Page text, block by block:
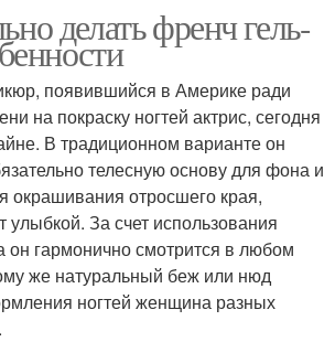
делать френч гель-
появившийся в Америке ради
на покраску ногтей актрис, сегодня
В традиционном варианте он
телесную основу для фона и
окрашивания отросшего края,
За счет использования
он гармонично смотрится в любом
же натуральный беж или нюд
ногтей женщина разных